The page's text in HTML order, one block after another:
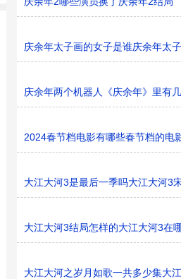
庆余年太子画的女子是谁庆余年太
庆余年两个机器人《庆余年》里有
2024春节档电影有哪些春节档的电
大江大河3是最后一季吗大江大河3
大江大河3结局怎样的大江大河3在
大江大河之岁月如歌一共多少集大